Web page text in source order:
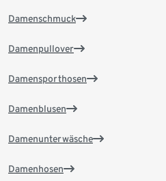
Damenschmuck
Damenpullover
Damensporthosen
Damenblusen
Damenunterwäsche
Damenhosen